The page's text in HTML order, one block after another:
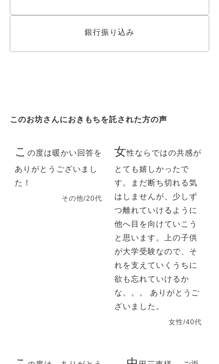
銀行振り込み
このお坊さんにおきもちを託された方の声
こ の度は暖かい回答を
ありがとうございまし
た！
その他/20代
女性ならではの共感が
とても嬉しかったで
す。まだ断ち切れる気
はしませんが、少しず
つ離れていけるように
他へ目を向けていこう
と思います。上の子供
が大学受験なので、そ
れを支えていくうちに
欲も忘れていけるか
な。。。 ありがとうご
ざいました。
女性/40代